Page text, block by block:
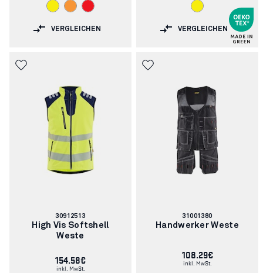
VERGLEICHEN VERGLEICHEN
Artikelnummer:
30912513
High Vis Softshell
Weste
154.58€
inkl. MwSt.
Artikelnummer:
31001380
Handwerker Weste
108.29€
inkl. MwSt.